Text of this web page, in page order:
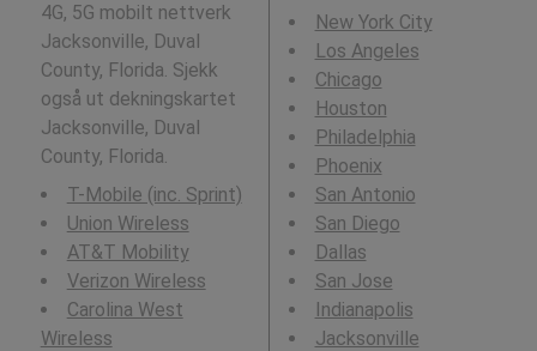
4G, 5G mobilt nettverk
Jacksonville, Duval
County, Florida. Sjekk
også ut dekningskartet
Jacksonville, Duval
County, Florida.
T-Mobile (inc. Sprint)
Union Wireless
AT&T Mobility
Verizon Wireless
Carolina West
Wireless
New York City
Los Angeles
Chicago
Houston
Philadelphia
Phoenix
San Antonio
San Diego
Dallas
San Jose
Indianapolis
Jacksonville